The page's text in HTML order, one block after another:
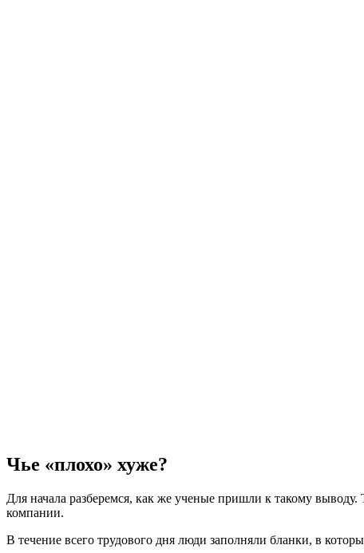
Чье «плохо» хуже?
Для начала разберемся, как же ученые пришли к такому
компании.
В течение всего трудового дня люди заполняли бланки, в